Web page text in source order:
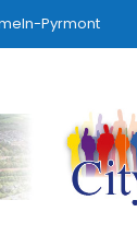
Pyrmont